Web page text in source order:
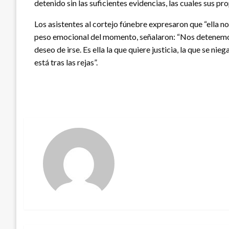
detenido sin las suficientes evidencias, las cuales sus
Los asistentes al cortejo fúnebre expresaron que “ella
peso emocional del momento, señalaron: “Nos
deseo de irse. Es ella la que quiere justicia, la que se
está tras las rejas”.